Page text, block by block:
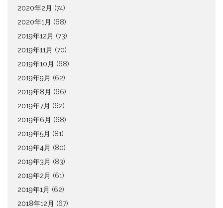
2020年2月 (74)
2020年1月 (68)
2019年12月 (73)
2019年11月 (70)
2019年10月 (68)
2019年9月 (62)
2019年8月 (66)
2019年7月 (62)
2019年6月 (68)
2019年5月 (81)
2019年4月 (80)
2019年3月 (83)
2019年2月 (61)
2019年1月 (62)
2018年12月 (67)